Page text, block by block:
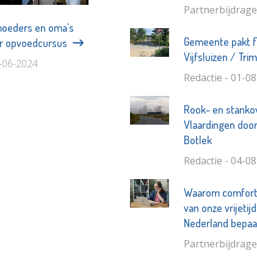
en oma's
opvoedcursus
2024
Gemeente pakt
Vijfsluizen /
Redactie - 01-
Rook- en
Vlaardingen
Botlek
Redactie - 04-
Waarom
van onze
Nederland